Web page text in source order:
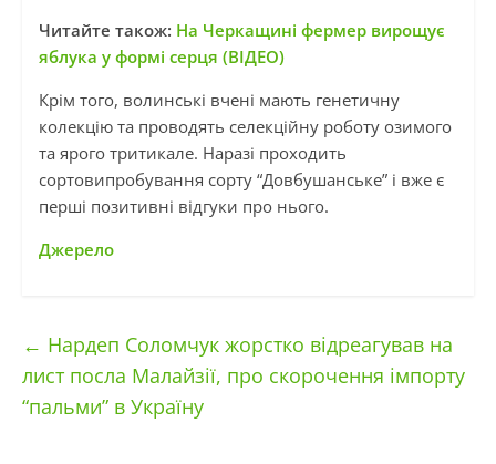
Читайте також: На Черкащині фермер вирощує
яблука у формі серця (ВІДЕО)
Крім того, волинські вчені мають генетичну
колекцію та проводять селекційну роботу озимого
та ярого тритикале. Наразі проходить
сортовипробування сорту “Довбушанське” і вже є
перші позитивні відгуки про нього.
Джерело
← Нардеп Соломчук жорстко відреагував на
лист посла Малайзії, про скорочення імпорту
“пальми” в Україну